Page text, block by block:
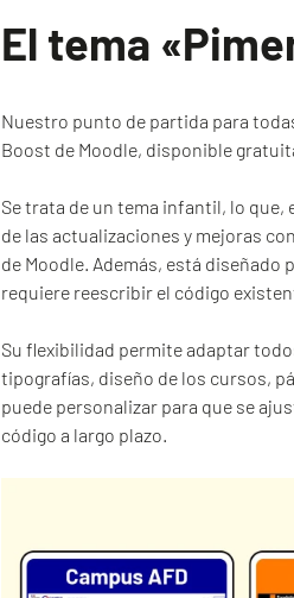
El tema
Nuestro punto de partida para
Boost de Moodle, disponible
Se trata de un tema infantil, lo
de las actualizaciones y mejoras
de Moodle. Además, está
requiere reescribir el código
Su flexibilidad permite adaptar
tipografías, diseño de los cursos,
puede personalizar para que se
código a largo plazo.